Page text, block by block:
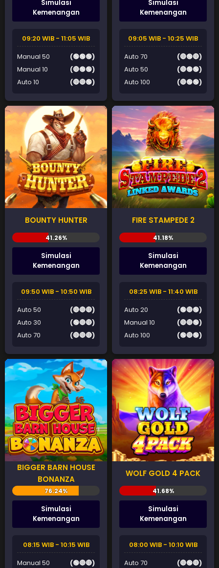
Simulasi
Kemenangan
09:20 WIB - 11:05 WIB
Manual 50
(🟢🟢🟢)
Manual 10
(🔴🟢🟢)
Auto 10
(🔴🔴🟢)
Simulasi
Kemenangan
09:05 WIB - 10:25 WIB
Auto 70
(🔴🟢🔴)
Auto 50
(🔴🟢🟢)
Auto 100
(🔴🟢🟢)
BOUNTY HUNTER
Simulasi
Kemenangan
09:50 WIB - 10:50 WIB
Auto 50
(🔴🔴🔴)
Auto 30
(🟢🔴🔴)
Auto 70
(🔴🔴🔴)
FIRE STAMPEDE 2
Simulasi
Kemenangan
08:25 WIB - 11:40 WIB
Auto 20
(🟢🔴🟢)
Manual 10
(🔴🔴🟢)
Auto 100
(🟢🔴🟢)
BIGGER BARN HOUSE
BONANZA
Simulasi
Kemenangan
08:15 WIB - 10:15 WIB
Manual 50
(🟢🔴🔴)
WOLF GOLD 4 PACK
Simulasi
Kemenangan
08:00 WIB - 10:10 WIB
Auto 70
(🔴🟢🔴)